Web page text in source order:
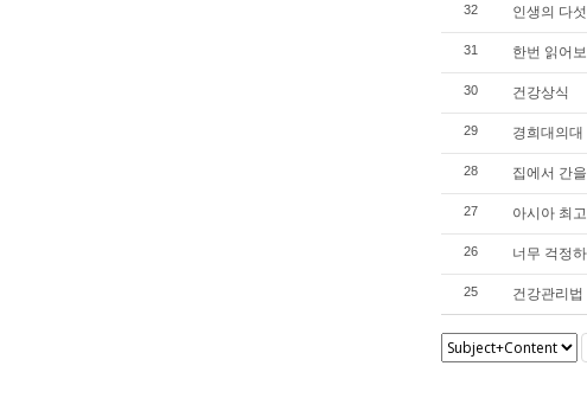
32 인생의 다
31 한번 읽어
30 건강상식
29 경희대의
28 집에서 간
27 아시아 최
26 너무 걱정
25 건강관리법